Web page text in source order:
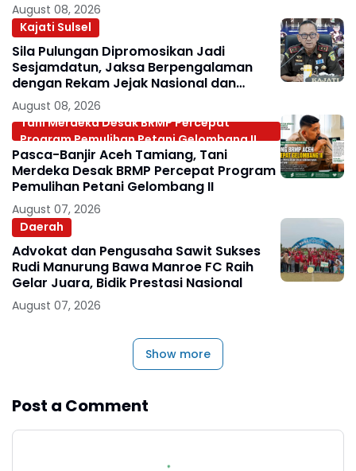
August 08, 2026
Kajati Sulsel
Sila Pulungan Dipromosikan Jadi
Sesjamdatun, Jaksa Berpengalaman
dengan Rekam Jejak Nasional dan
Internasional
August 08, 2026
Tani Merdeka Desak BRMP Percepat
Program Pemulihan Petani Gelombang II
Pasca-Banjir Aceh Tamiang, Tani
Merdeka Desak BRMP Percepat Program
Pemulihan Petani Gelombang II
August 07, 2026
Daerah
Advokat dan Pengusaha Sawit Sukses
Rudi Manurung Bawa Manroe FC Raih
Gelar Juara, Bidik Prestasi Nasional
August 07, 2026
Show more
Post a Comment